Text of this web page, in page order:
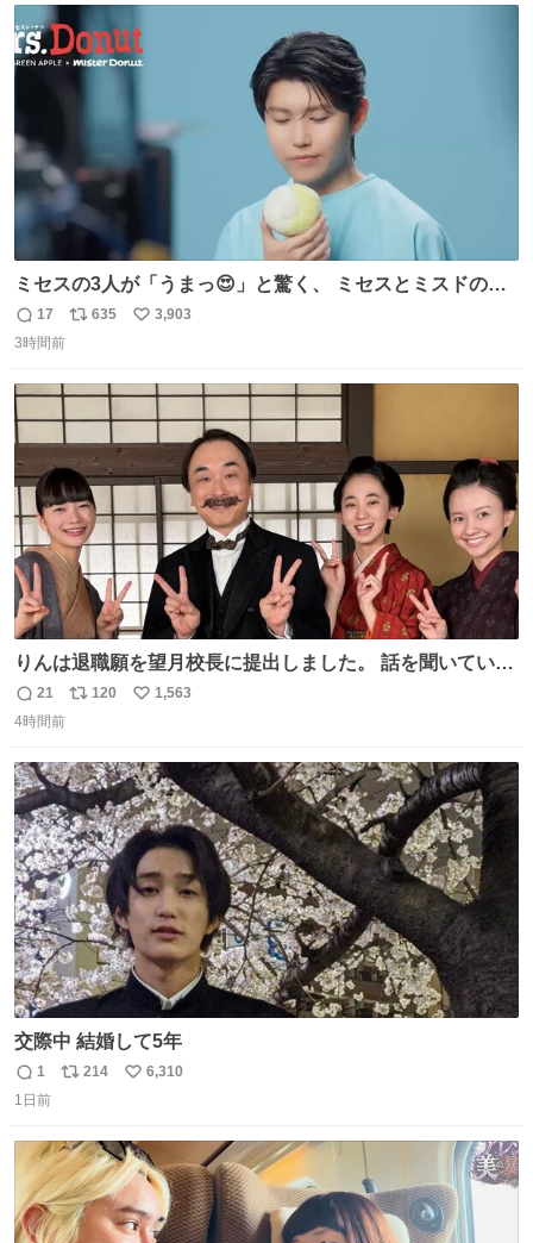
は1人あたり上限1万円、国際線は上限2万円まで支払う。
ト
数
数
ミセスの3人が「うまっ😍」と驚く、 ミセスとミスドのコ
ラボドーナツ🍏🍩 その味わいとは....！？ 『Mrs.
返
信
17
リ
ト
数
635
い
数
3,903
3時間前
りんは退職願を望月校長に提出しました。 話を聞いていた
寮生の久と常も一緒に、皆さんでお別れオフショット📸 👇
見逃し配信 web.nhk/tv/an/kazekaor… #朝ドラ #風薫る 見
返
信
21
リ
ト
数
120
い
数
1,563
4時間前
交際中 結婚して5年
返
信
1
リ
ト
数
214
い
数
6,310
1日前